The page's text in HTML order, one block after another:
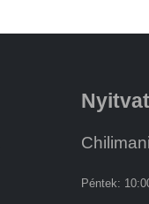
Péntek: